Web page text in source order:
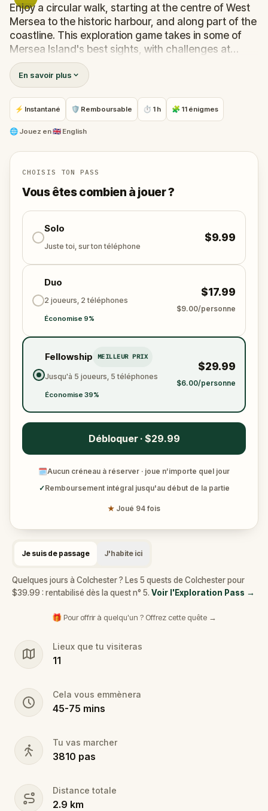
Enjoy a circular walk, starting at the centre of West
Mersea to the historic harbour, and along part of the
coastline. This exploration game takes in some of
Mersea Island's best sights, with challenges at
every stop.
These challenges range from easy to fiendish. But
don't forget, you can use the hints if you need them!
En savoir plus
⚡ Instantané 🛡 Remboursable ⏱ 1 h 🧩 11 énigmes
🌐 Jouez en🇬🇧 English
CHOISIS TON PASS
Vous êtes combien à jouer ?
Solo
Juste toi, sur ton téléphone
$9.99
Duo
2 joueurs, 2 téléphones
Économise 9%
$17.99
$9.00/personne
Fellowship MEILLEUR PRIX
Jusqu'à 5 joueurs, 5 téléphones
Économise 39%
$29.99
$6.00/personne
Débloquer · $29.99
🗓Aucun créneau à réserver · joue n’importe quel jour
✓Remboursement intégral jusqu'au début de la partie
★ Joué 94 fois
Je suis de passage J'habite ici
Quelques jours à Colchester ? Les 5 quests de Colchester pour
$39.99 : rentabilisé dès la quest n° 5. Voir l'Exploration Pass →
🎁 Pour offrir à quelqu'un ? Offrez cette quête →
Lieux que tu visiteras
11
Cela vous emmènera
45-75 mins
Tu vas marcher
3810 pas
Distance totale
2.9 km